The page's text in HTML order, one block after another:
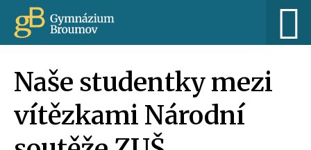
Naše studentky mezi
vítězkami Národní